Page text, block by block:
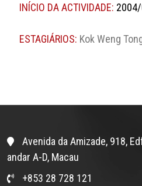
INÍCIO DA ACTIVIDADE:
ESTAGIÁRIOS: Kok Weng
Avenida da Amizade, 918,
andar A-D, Macau
+853 28 728 121